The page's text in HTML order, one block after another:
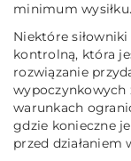
minimum wysiłku.
Niektóre
kontrolną, która
rozwiązanie
wypoczynkowych
warunkach
gdzie konieczne
przed działaniem